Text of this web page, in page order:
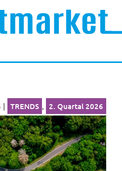
| TRENDS , 2. Quartal 2026